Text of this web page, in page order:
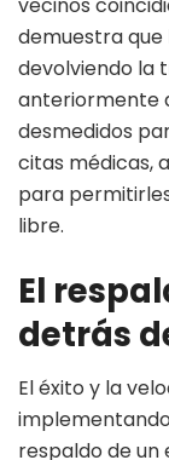
demuestra que
devolviendo la
anteriormente
desmedidos
citas médicas,
para
libre.
El
detrás
El éxito y la
implementando
respaldo de un